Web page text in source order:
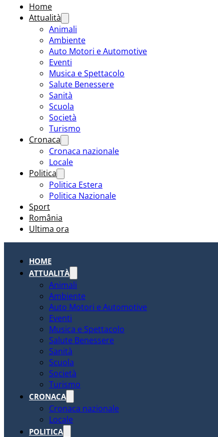
Home
Attualità
Animali
Ambiente
Auto Motori e Automotive
Eventi
Musica e Spettacolo
Salute Benessere
Sanità
Scuola
Società
Turismo
Cronaca
Cronaca nazionale
Locale
Politica
Politica Estera
Politica Nazionale
Sport
România
Ultima ora
HOME
ATTUALITÀ
Animali
Ambiente
Auto Motori e Automotive
Eventi
Musica e Spettacolo
Salute Benessere
Sanità
Scuola
Società
Turismo
CRONACA
Cronaca nazionale
Locale
POLITICA